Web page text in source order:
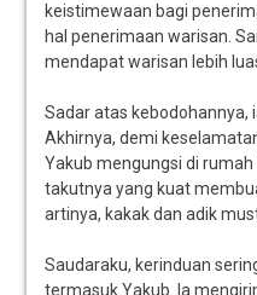
keistimewaan bagi
hal penerimaan warisan.
mendapat warisan lebih
Sadar atas kebodohannya,
Akhirnya, demi
Yakub mengungsi di
takutnya yang kuat
artinya, kakak dan adik
Saudaraku, kerinduan
termasuk Yakub. Ia